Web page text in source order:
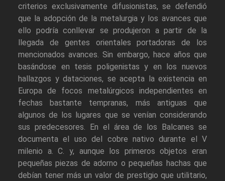
criterios exclusivamente difusionistas, se defendió
que la adopción de la metalurgia y los avances que
ello podría conllevar se produjeron a partir de la
llegada de gentes orientales portadoras de los
mencionados avances. Sin embargo, hace años que
basándose en tesis poligenistas y en los nuevos
hallazgos y dataciones, se acepta la existencia en
Europa de focos metalúrgicos independientes en
fechas bastante tempranas, más antiguas que
algunos de los lugares que se venían considerando
sus predecesores. En el área de los Balcanes se
documenta el uso del cobre nativo durante el V
milenio a. C. y, aunque los primeros objetos eran
pequeñas piezas de adorno o pequeñas hachas que
debían tener más un valor de prestigio que utilitario,